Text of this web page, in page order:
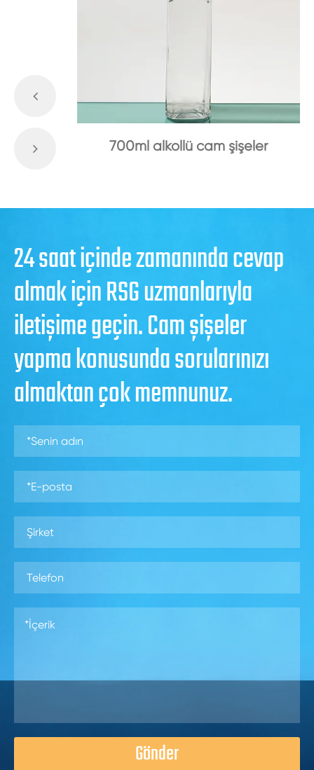
700ml alkollü cam şişeler
24 saat içinde zamanında cevap
almak için RSG uzmanlarıyla
iletişime geçin. Cam şişeler
yapma konusunda sorularınızı
almaktan çok memnunuz.
Gönder